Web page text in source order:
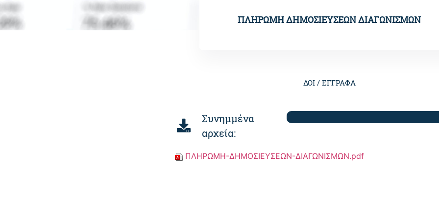
ΠΛΗΡΩΜΗ ΔΗΜΟΣΙΕΥΣΕΩΝ ΔΙΑΓΩΝΙΣΜΩΝ
ΔΟΙ / ΕΓΓΡΑΦΑ
Συνημμένα
αρχεία:
ΠΛΗΡΩΜΗ-ΔΗΜΟΣΙΕΥΣΕΩΝ-ΔΙΑΓΩΝΙΣΜΩΝ.pdf